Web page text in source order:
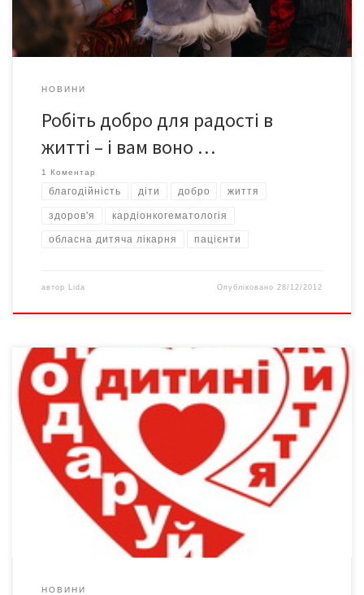
НОВИНИ
Робіть добро для радості в
житті – і вам воно …
1 Коментар
благодійність діти добро життя
здоров'я кардіонкогематологія
обласна дитяча лікарня пацієнти
автор Lida Опубліковано28/12/2012
4 тисячі доларів цими днями перераховано у фонд «Подаруй
дитині життя» на лікування маленьким буковинцям із Канади.
Допомогти відгукнулася Канадсько-Українська фундація. Її
координатор Роман ЄРИНЮК уже не вперше перераховує
кошти на рахунок фонду «Подаруй дитині життя». – Вісім
місяців тому я отримав з Буковини лист із проханням
допомогти. Ми не […]
НОВИНИ